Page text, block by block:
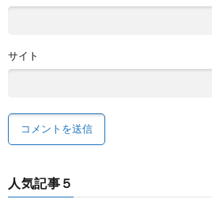
サイト
人気記事５